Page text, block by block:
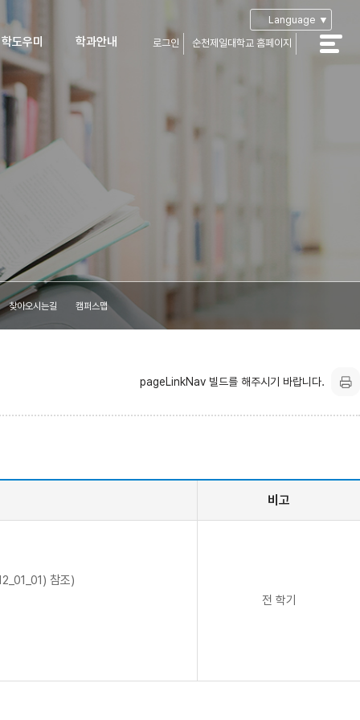
도우미
지사항
성적산출
자료실
유의사항
오시는길
퍼스맵
학과안내
학과안내
Language ▼
로그인
순천제일대학교 홈페이지
찾아오시는길 캠퍼스맵
pageLinkNav 빌드를 해주시기 바랍니다.
비고
참조)
전 학기